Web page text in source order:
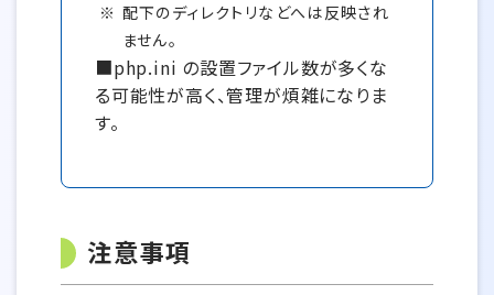
配下のディレクトリなどへは反映され
ません。
■php.ini の設置ファイル数が多くな
る可能性が高く、管理が煩雑になりま
す。
注意事項